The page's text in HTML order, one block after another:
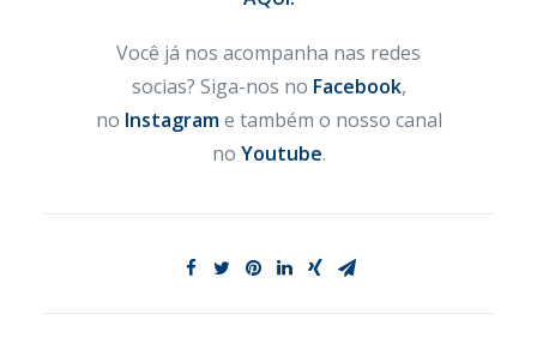
Você já nos acompanha nas redes
socias? Siga-nos no Facebook,
no Instagrame também o nosso canal
no Youtube.